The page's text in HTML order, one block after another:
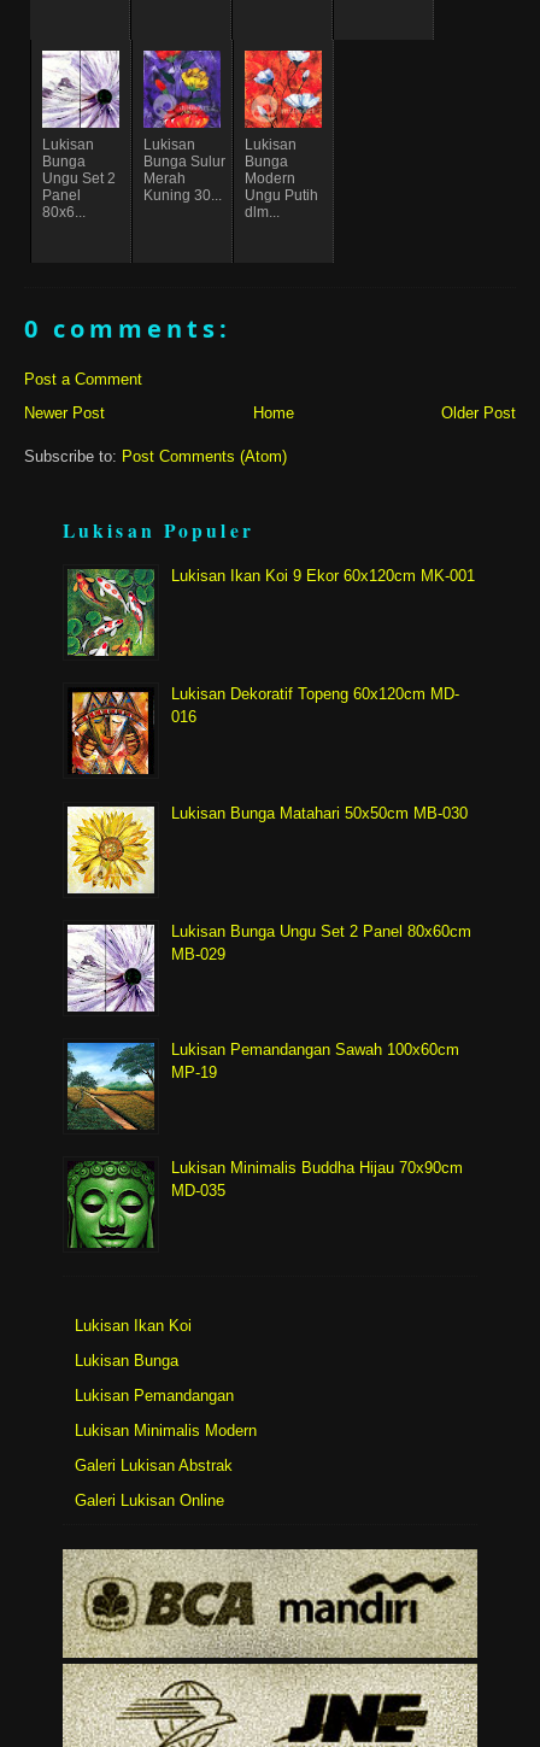
Lukisan
Bunga
Ungu Set 2
Panel
80x6...
Lukisan
Bunga Sulur
Merah
Kuning 30...
Lukisan
Bunga
Modern
Ungu Putih
dlm...
0 comments:
Post a Comment
Newer Post
Older Post
Home
Subscribe to: Post Comments (Atom)
Lukisan Populer
Lukisan Ikan Koi 9 Ekor 60x120cm MK-001
Lukisan Dekoratif Topeng 60x120cm MD-
016
Lukisan Bunga Matahari 50x50cm MB-030
Lukisan Bunga Ungu Set 2 Panel 80x60cm
MB-029
Lukisan Pemandangan Sawah 100x60cm
MP-19
Lukisan Minimalis Buddha Hijau 70x90cm
MD-035
Lukisan Ikan Koi
Lukisan Bunga
Lukisan Pemandangan
Lukisan Minimalis Modern
Galeri Lukisan Abstrak
Galeri Lukisan Online